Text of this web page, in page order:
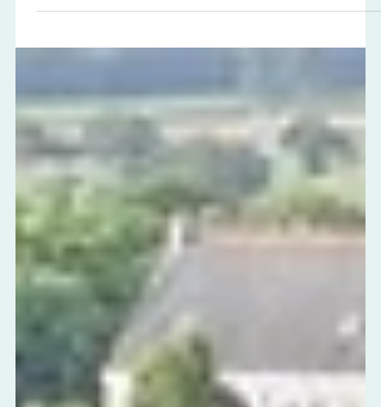
Seules les personnes qui auront atteint l’âge de
retenues. Ce tirage aura lieu mardi 21 avril 2026
1, rue Pré Demoiselle Pour Ambon, le nombre de
personnes appelées à composer la liste
préparatoire destinée à l’établissement de la
liste annuelle des jurés d’assises pour 2027 est
de TROIS élect